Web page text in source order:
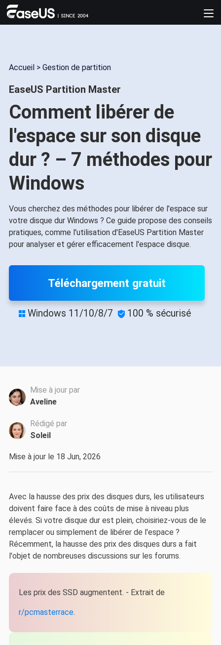
Accueil > Gestion de partition
EaseUS Partition Master
Comment libérer de
l'espace sur son disque
dur ? – 7 méthodes pour
Windows
Vous cherchez des méthodes pour libérer de l'espace sur
votre disque dur Windows ? Ce guide propose des conseils
pratiques, comme l'utilisation d'EaseUS Partition Master
pour analyser et gérer efficacement l'espace disque.
Téléchargement gratuit
 Windows 11/10/8/7  100 % sécurisé
Mise à jour par
Aveline
Rédigé par
Soleil
Mise à jour le 18 Jun, 2026
Avec la hausse des prix des disques durs, les utilisateurs
doivent faire face à des coûts de mise à niveau plus
élevés. Si votre disque dur est plein, choisiriez-vous de le
remplacer ou simplement de libérer de l'espace ?
Récemment, la hausse des prix des disques durs a fait
l'objet de nombreuses discussions sur les forums.
Les prix des SSD augmentent. - Extrait de
r/pcmasterrace.